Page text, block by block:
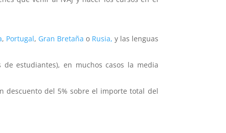
, Portugal, Gran Bretaña o Rusia, y las lenguas
estudiantes), en muchos casos la media
descuento del 5% sobre el importe total del